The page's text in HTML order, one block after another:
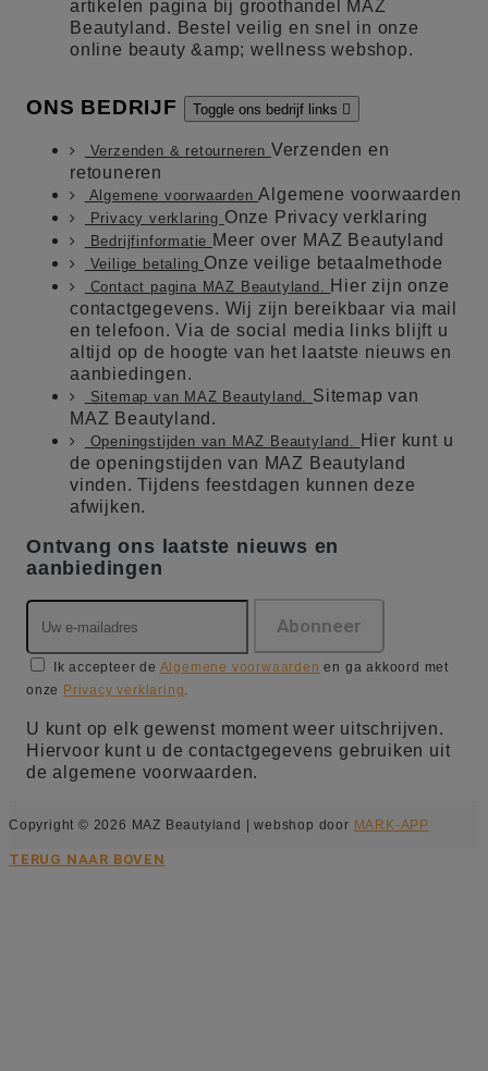
artikelen pagina bij groothandel MAZ
Beautyland. Bestel veilig en snel in onze
online beauty &amp; wellness webshop.
ONS BEDRIJF Toggle ons bedrijf links 
Verzenden & retourneren Verzenden en
retouneren
Algemene voorwaardenAlgemene voorwaarden
Privacy verklaring Onze Privacy verklaring
Bedrijfinformatie Meer over MAZ Beautyland
Veilige betaling Onze veilige betaalmethode
Contact pagina MAZ Beautyland.
Hier zijn onze
contactgegevens. Wij zijn bereikbaar via mail
en telefoon. Via de social media links blijft u
altijd op de hoogte van het laatste nieuws en
aanbiedingen.
Sitemap van MAZ Beautyland. Sitemap van
MAZ Beautyland.
Openingstijden van MAZ Beautyland.
Hier kunt u
de openingstijden van MAZ Beautyland
vinden. Tijdens feestdagen kunnen deze
afwijken.
Ontvang ons laatste nieuws en
aanbiedingen
Ik accepteer de Algemene voorwaarden en ga akkoord met
onze Privacy verklaring.
U kunt op elk gewenst moment weer uitschrijven.
Hiervoor kunt u de contactgegevens gebruiken uit
de algemene voorwaarden.
Copyright © 2026 MAZ Beautyland | webshop door MARK-APP
TERUG NAAR BOVEN